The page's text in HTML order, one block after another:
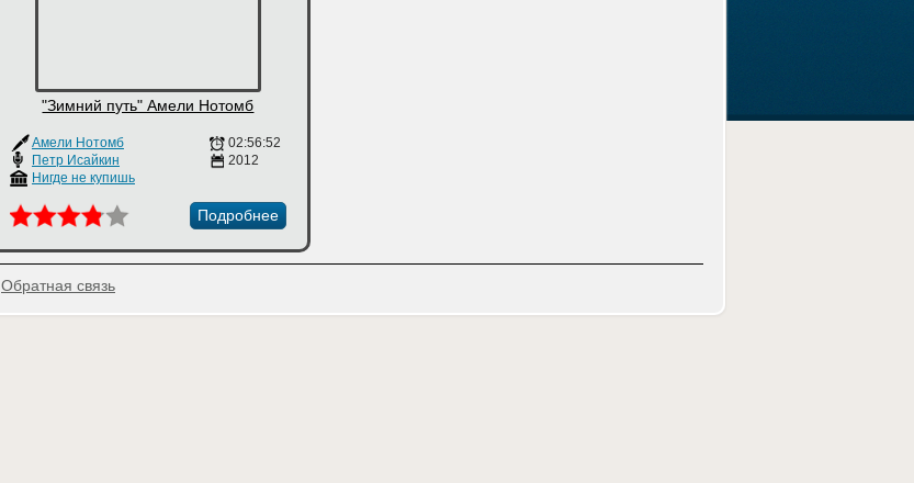
"Зимний путь" Амели Нотомб
Амели Нотомб
Петр Исайкин
Нигде не купишь
02:56:52
2012
Подробнее
Обратная связь